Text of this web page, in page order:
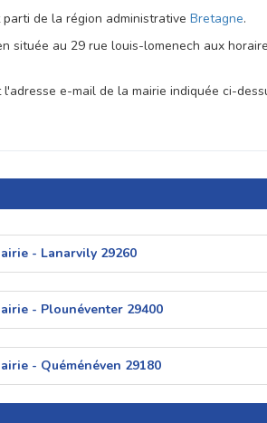
parti de la région administrative Bretagne.
située au 29 rue louis-lomenech aux
e-mail de la mairie indiquée ci-
- Lanarvily 29260
- Plounéventer 29400
- Quéménéven 29180